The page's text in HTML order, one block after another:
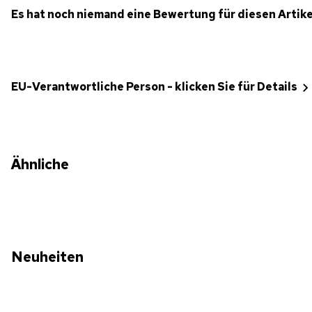
Es hat noch niemand eine Bewertung für diesen
EU-Verantwortliche Person - klicken Sie für Details
Ähnliche
Neuheiten